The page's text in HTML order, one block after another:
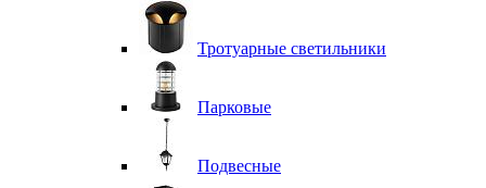
Тротуарные светильники
Парковые
Подвесные